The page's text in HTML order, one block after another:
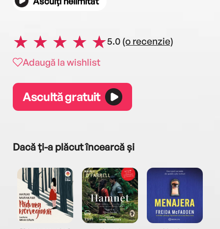
5.0 (o recenzie)
Adaugă la wishlist
Ascultă gratuit
Dacă ți-a plăcut încearcă și